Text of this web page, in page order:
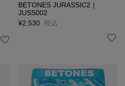
BETONES JURASSIC2｜
JUSS002
¥2,530 税込